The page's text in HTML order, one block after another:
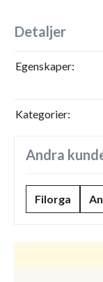
Detaljer
Egenskaper:
Kategorier:
Andra
Filorga